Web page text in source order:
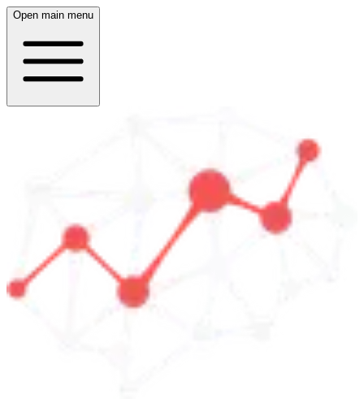
Open main menu